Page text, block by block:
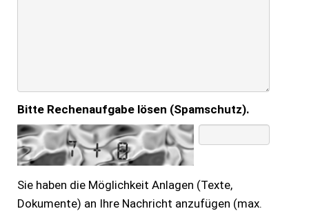
Bitte Rechenaufgabe lösen (Spamschutz).
Sie haben die Möglichkeit Anlagen (Texte,
Dokumente) an Ihre Nachricht anzufügen (max.